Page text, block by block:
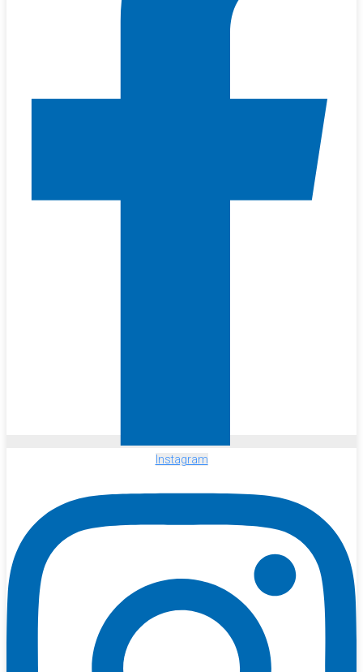
Instagram